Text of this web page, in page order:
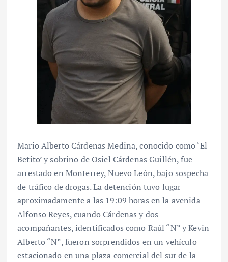
Mario Alberto Cárdenas Medina, conocido como ‘El
Betito’ y sobrino de Osiel Cárdenas Guillén, fue
arrestado en Monterrey, Nuevo León, bajo sospecha
de tráfico de drogas. La detención tuvo lugar
aproximadamente a las 19:09 horas en la avenida
Alfonso Reyes, cuando Cárdenas y dos
acompañantes, identificados como Raúl “N” y Kevin
Alberto “N”, fueron sorprendidos en un vehículo
estacionado en una plaza comercial del sur de la